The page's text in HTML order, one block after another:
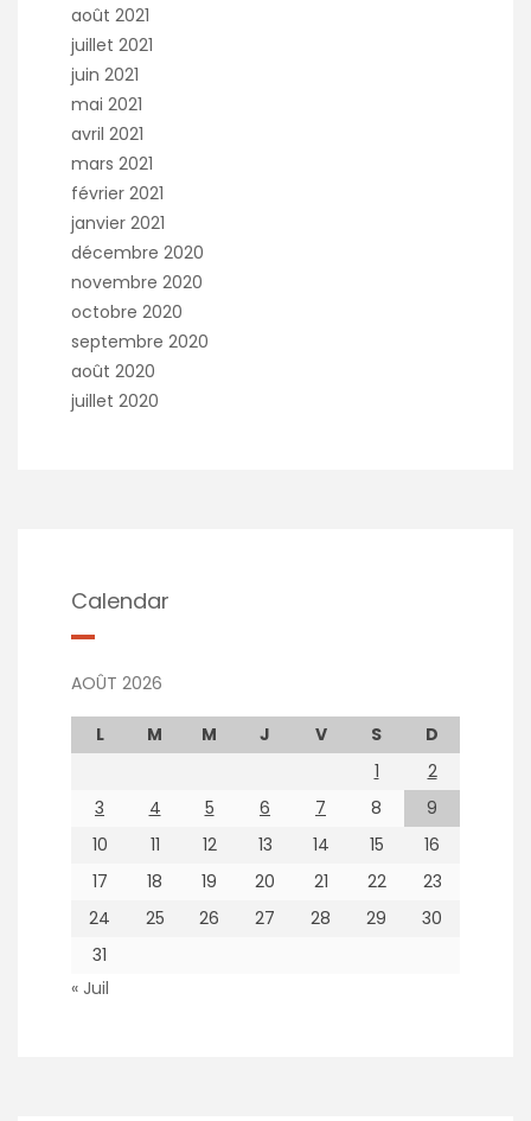
août 2021
juillet 2021
juin 2021
mai 2021
avril 2021
mars 2021
février 2021
janvier 2021
décembre 2020
novembre 2020
octobre 2020
septembre 2020
août 2020
juillet 2020
Calendar
AOÛT 2026
L M M J V S
D
1
2
3
4 5 6 7 8
9
10
11 12 13 14 15
16
17
18 19 20 21 22
23
24
25 26 27 28 29
30
31
« Juil